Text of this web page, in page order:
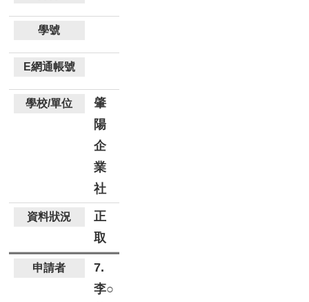
肇
陽
企
業
社
正
取
7.
李○